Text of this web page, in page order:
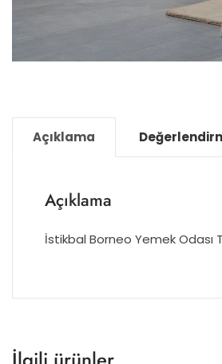
Açıklama
Açıklama
İstikbal Borneo Yemek Odası